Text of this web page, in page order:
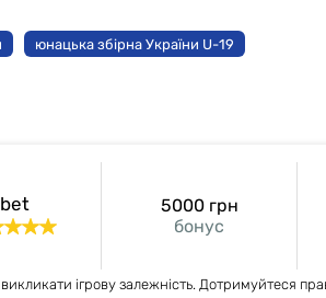
юнацька збірна України U-19
бонус
5000 грн
ігрову залежність. Дотримуйтеся